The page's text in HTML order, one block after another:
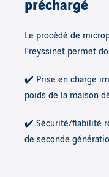
préchargé
Le procédé de
Freyssinet permet
✔️ Prise en charge
poids de la maison
✔️ Sécurité/fiabilité
de seconde